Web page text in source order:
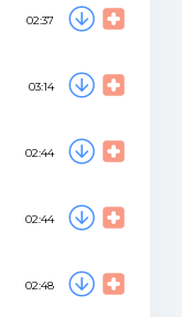
02:37
03:14
02:44
02:44
02:48